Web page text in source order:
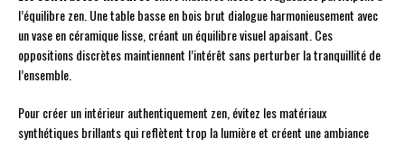
l’équilibre zen. Une table basse en bois brut dialogue harmonieusement avec
un vase en céramique lisse, créant un équilibre visuel apaisant. Ces
oppositions discrètes maintiennent l’intérêt sans perturber la tranquillité de
l’ensemble.
Pour créer un intérieur authentiquement zen, évitez les matériaux
synthétiques brillants qui reflètent trop la lumière et créent une ambiance